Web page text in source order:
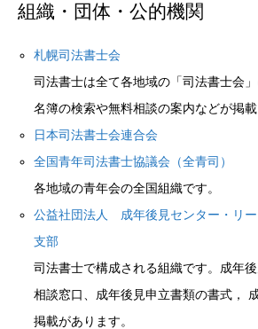
組織・団体・公的機関
札幌司法書士会
司法書士は全て各地域の「司法書士会
名簿の検索や無料相談の案内などが掲載
日本司法書士会連合会
全国青年司法書士協議会（全青司）
各地域の青年会の全国組織です。
公益社団法人 成年後見センター・リ
支部
司法書士で構成される組織です。成年
相談窓口、成年後見申立書類の書式，
掲載があります。